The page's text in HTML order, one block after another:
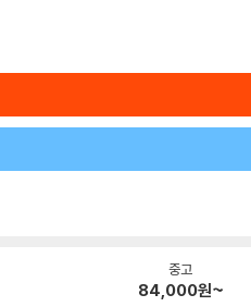
중고
84,000원~